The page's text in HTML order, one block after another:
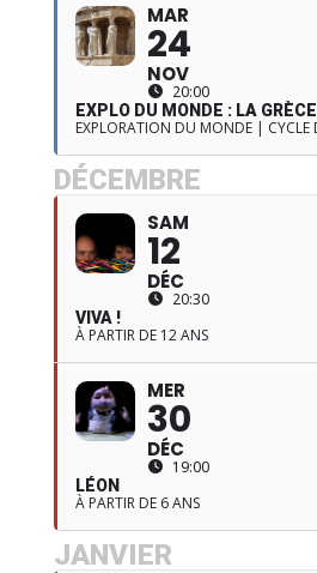
MAR
24
NOV
20:00
EXPLO DU MONDE : LA GRÈCE
EXPLORATION DU MONDE | CYCLE
DÉCEMBRE
SAM
12
DÉC
20:30
VIVA !
À PARTIR DE 12 ANS
MER
30
DÉC
19:00
LÉON
À PARTIR DE 6 ANS
JANVIER